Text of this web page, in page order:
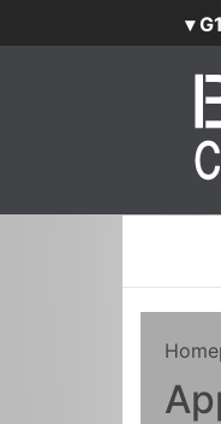
▾